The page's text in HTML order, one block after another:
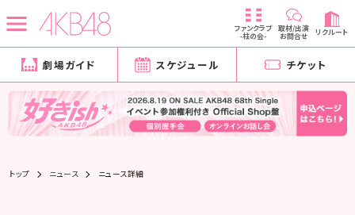
ファンクラブ
-柱の会-
取材/出演
お問合せ リクルート
劇場ガイド スケジュール チケット
トップ ニュース ニュース詳細